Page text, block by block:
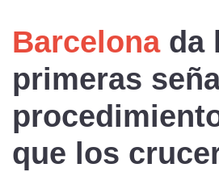
Barcelonada
primeras
que los